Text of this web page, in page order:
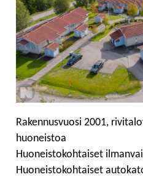
Rakennusvuosi 2001,
huoneistoa
Huoneistokohtaiset
Huoneistokohtaiset